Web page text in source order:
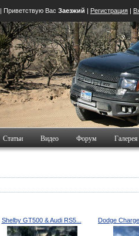
| Приветствую Вас Заезжий | Регистрация |
Статьи Видео Форум Галерея
Shelby GT500 & Audi RS5... Dodge